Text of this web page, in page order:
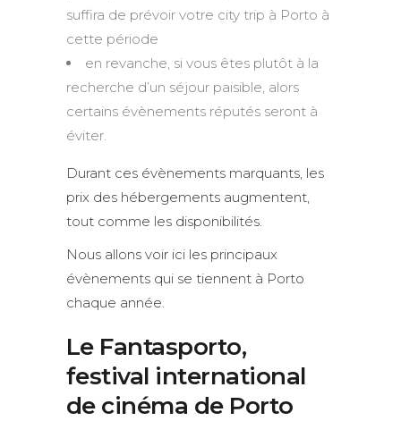
suffira de prévoir votre city trip à Porto à
cette période
en revanche, si vous êtes plutôt à la
recherche d’un séjour paisible, alors
certains évènements réputés seront à
éviter.
Durant ces évènements marquants, les
prix des hébergements augmentent,
tout comme les disponibilités.
Nous allons voir ici les principaux
évènements qui se tiennent à Porto
chaque année.
Le Fantasporto,
festival international
de cinéma de Porto